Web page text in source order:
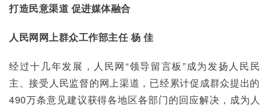
打造民意渠道 促进媒体融合
人民网网上群众工作部主任 杨 佳
经过十几年发展，人民网“领导留言板”成为发扬人民民
主、接受人民监督的网上渠道，已经累计促成群众提出的
490万条意见建议获得各地区各部门的回应解决，成为人